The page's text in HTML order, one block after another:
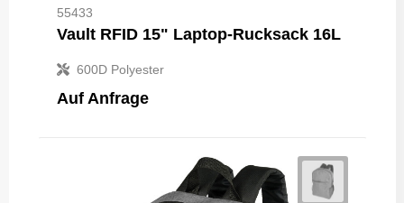
55433
Vault RFID 15" Laptop-Rucksack 16L
600D Polyester
Auf Anfrage